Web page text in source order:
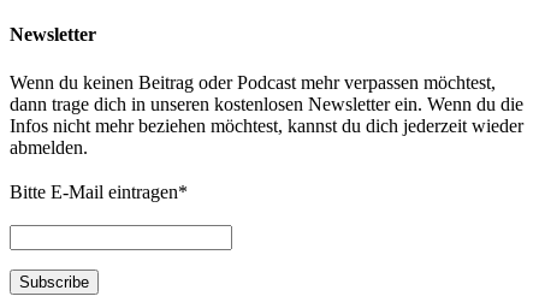
Newsletter
Wenn du keinen Beitrag oder Podcast mehr verpassen möchtest,
dann trage dich in unseren kostenlosen Newsletter ein. Wenn du die
Infos nicht mehr beziehen möchtest, kannst du dich jederzeit wieder
abmelden.
Bitte E-Mail eintragen*